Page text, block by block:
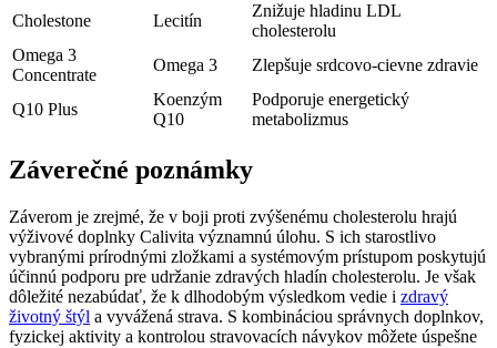
Cholestone Lecitín
Znižuje hladinu LDL
cholesterolu
Omega 3
Concentrate
Omega 3 Zlepšuje srdcovo-cievne zdravie
Q10 Plus
Koenzým
Q10
Podporuje energetický
metabolizmus
Záverečné poznámky
Záverom je zrejmé, že v boji proti zvýšenému cholesterolu hrajú
výživové doplnky Calivita významnú úlohu. S ich starostlivo
vybranými prírodnými zložkami a systémovým prístupom poskytujú
účinnú podporu pre udržanie zdravých hladín cholesterolu. Je však
dôležité nezabúdať, že k dlhodobým výsledkom vedie i zdravý
životný štýl a vyvážená strava. S kombináciou správnych doplnkov,
fyzickej aktivity a kontrolou stravovacích návykov môžete úspešne